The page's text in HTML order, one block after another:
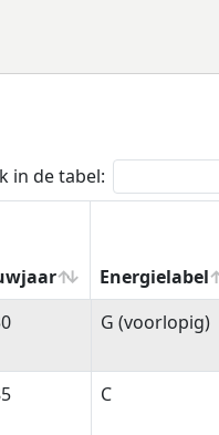
in de tabel:
Energielabel
Energielabel
G (voorlopig)
C